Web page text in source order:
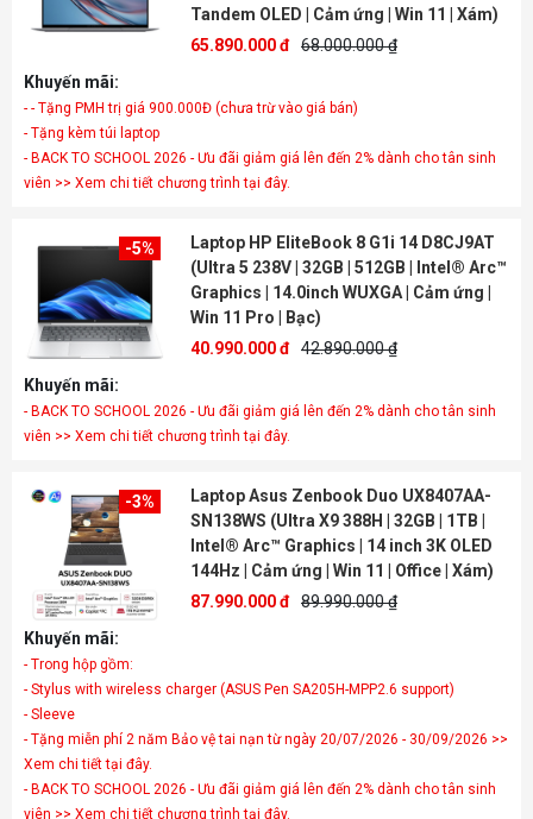
Tandem OLED | Cảm ứng | Win 11 | Xám)
65.890.000 đ 68.000.000 ₫
Khuyến mãi:
- - Tặng PMH trị giá 900.000Đ (chưa trừ vào giá bán)
- Tặng kèm túi laptop
- BACK TO SCHOOL 2026 - Ưu đãi giảm giá lên đến 2% dành cho tân sinh
viên >> Xem chi tiết chương trình tại đây.
-5%
Laptop HP EliteBook 8 G1i 14 D8CJ9AT
(Ultra 5 238V | 32GB | 512GB | Intel® Arc™
Graphics | 14.0inch WUXGA | Cảm ứng |
Win 11 Pro | Bạc)
40.990.000 đ 42.890.000 ₫
Khuyến mãi:
- BACK TO SCHOOL 2026 - Ưu đãi giảm giá lên đến 2% dành cho tân sinh
viên >> Xem chi tiết chương trình tại đây.
-3%
Laptop Asus Zenbook Duo UX8407AA-
SN138WS (Ultra X9 388H | 32GB | 1TB |
Intel® Arc™ Graphics | 14 inch 3K OLED
144Hz | Cảm ứng | Win 11 | Office | Xám)
87.990.000 đ 89.990.000 ₫
Khuyến mãi:
- Trong hộp gồm:
- Stylus with wireless charger (ASUS Pen SA205H-MPP2.6 support)
- Sleeve
- Tặng miễn phí 2 năm Bảo vệ tai nạn từ ngày 20/07/2026 - 30/09/2026 >>
Xem chi tiết tại đây.
- BACK TO SCHOOL 2026 - Ưu đãi giảm giá lên đến 2% dành cho tân sinh
viên >> Xem chi tiết chương trình tại đây.